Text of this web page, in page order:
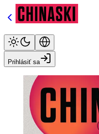
Prihlásiť sa